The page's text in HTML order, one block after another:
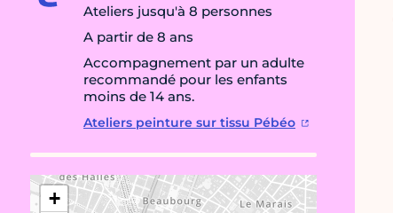
Ateliers jusqu'à 8 personnes
A partir de 8 ans
Accompagnement par un adulte
recommandé pour les enfants
moins de 14 ans.
Ateliers peinture sur tissu Pébéo
+